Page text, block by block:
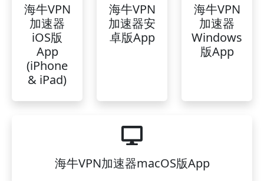
海牛VPN
加速器
iOS版
App
(iPhone
& iPad)
海牛VPN
加速器安
卓版App
海牛VPN
加速器
Windows
版App
海牛VPN加速器macOS版App